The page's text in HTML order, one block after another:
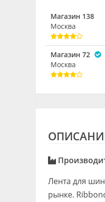
Магазин 138
Москва
Магазин 72
Москва
Лента для
рынке.